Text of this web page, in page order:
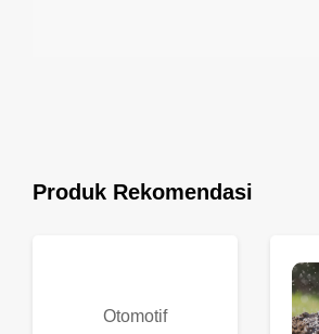
Produk Rekomendasi
Otomotif